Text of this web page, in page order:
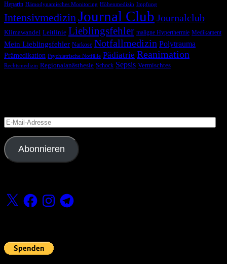
Heparin Hämodynamisches Monitoring Höhenmedizin Impfung
IntensivmedizinJournal Club Journalclub
Klimawandel Leitlinie Lieblingsfehler maligne Hyperthermie Medikament
Mein Lieblingsfehler Narkose Notfallmedizin Polytrauma
Prämedikation Psychiatrische Notfälle Pädiatrie Reanimation
Rechtsmedizin Regionalanästhesie Schock Sepsis Vermischtes
E-
Mail-
Adresse
Abonnieren
X FacebookInstagramTelegram